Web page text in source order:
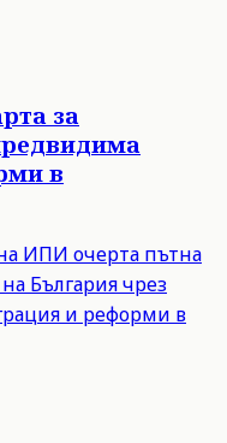
за
в
ИПИ очерта пътна
България чрез
и реформи в